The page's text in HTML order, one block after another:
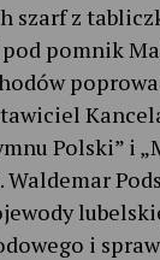
szarf z
pomnik
Polski” i
i